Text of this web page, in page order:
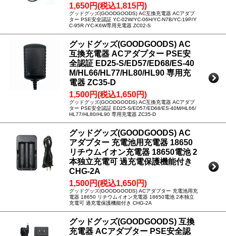
1,650円(税込1,815円)
グッドグッズ(GOODGOODS) AC互換充電器 ACアダプ
ター PSE安全認証 YC-02W/YC-06H/YC-N7B/YC-19P/Y
C-95R /YC-K6W専用充電器 ZC02-S
グッドグッズ(GOODGOODS) AC
互換充電器 ACアダプター PSE安
全認証 ED25-S/ED57/ED68/ES-40
M/HL66/HL77/HL80/HL90 専用充
電器 ZC35-D
1,500円(税込1,650円)
グッドグッズ(GOODGOODS) AC互換充電器 ACアダプ
ター PSE安全認証 ED25-S/ED57/ED68/ES-40M/HL66/
HL77/HL80/HL90 専用充電器 ZC35-D
グッドグッズ(GOODGOODS) AC
アダプター 充電池用充電器 18650
リチウムイオン充電器 18650電池 2
本独立充電可 過充電保護機能付き
CHG-2A
1,500円(税込1,650円)
グッドグッズ(GOODGOODS) ACアダプター 充電池用充
電器 18650 リチウムイオン充電器 18650電池 2本独立
充電可 過充電保護機能付き CHG-2A
グッドグッズ(GOODGOODS) 互換
充電器 ACアダプター PSE安全認